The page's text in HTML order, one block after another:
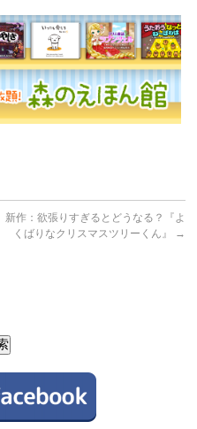
新作：欲張りすぎるとどうなる？『よ
くばりなクリスマスツリーくん』
→